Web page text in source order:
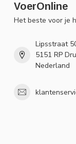
VoerOnline
Het beste voor je
Lipsstraat
5151 RP
Nederland